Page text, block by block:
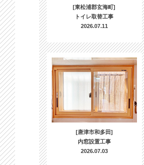
[東松浦郡玄海町]
トイレ取替工事
2026.07.11
[唐津市和多田]
内窓設置工事
2026.07.03